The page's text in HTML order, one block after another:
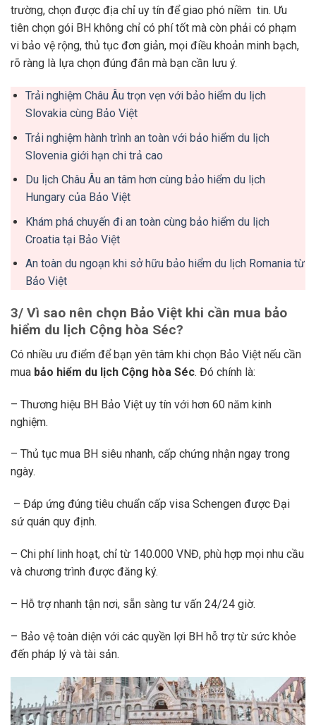
trường, chọn được địa chỉ uy tín để giao phó niềm tin. Ưu
tiên chọn gói BH không chỉ có phí tốt mà còn phải có phạm
vi bảo vệ rộng, thủ tục đơn giản, mọi điều khoản minh bạch,
rõ ràng là lựa chọn đúng đắn mà bạn cần lưu ý.
Trải nghiệm Châu Âu trọn vẹn với bảo hiểm du lịch
Slovakia cùng Bảo Việt
Trải nghiệm hành trình an toàn với bảo hiểm du lịch
Slovenia giới hạn chi trả cao
Du lịch Châu Âu an tâm hơn cùng bảo hiểm du lịch
Hungary của Bảo Việt
Khám phá chuyến đi an toàn cùng bảo hiểm du lịch
Croatia tại Bảo Việt
An toàn du ngoạn khi sở hữu bảo hiểm du lịch Romania từ
Bảo Việt
3/ Vì sao nên chọn Bảo Việt khi cần mua bảo
hiểm du lịch Cộng hòa Séc?
Có nhiều ưu điểm để bạn yên tâm khi chọn Bảo Việt nếu cần
mua bảo hiểm du lịch Cộng hòa Séc. Đó chính là:
– Thương hiệu BH Bảo Việt uy tín với hơn 60 năm kinh
nghiệm.
– Thủ tục mua BH siêu nhanh, cấp chứng nhận ngay trong
ngày.
– Đáp ứng đúng tiêu chuẩn cấp visa Schengen được Đại
sứ quán quy định.
– Chi phí linh hoạt, chỉ từ 140.000 VNĐ, phù hợp mọi nhu cầu
và chương trình được đăng ký.
– Hỗ trợ nhanh tận nơi, sẵn sàng tư vấn 24/24 giờ.
– Bảo vệ toàn diện với các quyền lợi BH hỗ trợ từ sức khỏe
đến pháp lý và tài sản.